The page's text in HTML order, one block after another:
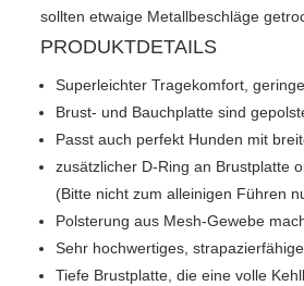
sollten etwaige Metallbeschläge
PRODUKTDETAILS
Superleichter Tragekomfort,
Brust- und Bauchplatte sind
Passt auch perfekt Hunden mit
zusätzlicher D-Ring an Brustplatte
(Bitte nicht zum alleinigen Führen
Polsterung aus Mesh-Gewebe
Sehr hochwertiges,
Tiefe Brustplatte, die eine volle